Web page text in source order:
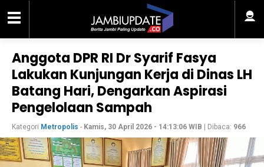
Anggota DPR RI Dr Syarif Fasya
Lakukan Kunjungan Kerja di Dinas LH
Batang Hari, Dengarkan Aspirasi
Pengelolaan Sampah
Kategori Metropolis - Kamis, 30 April 2026 - 14:13:06 WIB | Dibaca: 966